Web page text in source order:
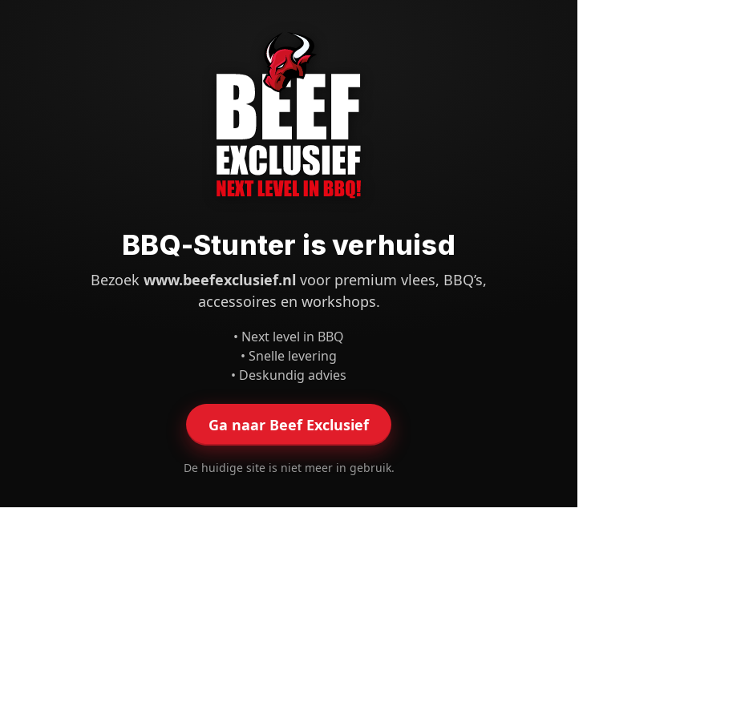
BBQ-Stunter is verhuisd
Bezoek www.beefexclusief.nl voor premium vlees, BBQ’s,
accessoires en workshops.
• Next level in BBQ
• Snelle levering
• Deskundig advies
Ga naar Beef Exclusief
De huidige site is niet meer in gebruik.